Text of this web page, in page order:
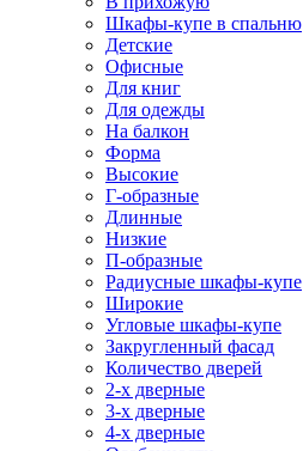
Шкафы-купе в спальню
Детские
Офисные
Для книг
Для одежды
На балкон
Форма
Высокие
Г-образные
Длинные
Низкие
П-образные
Радиусные шкафы-купе
Широкие
Угловые шкафы-купе
Закругленный фасад
Количество дверей
2-х дверные
3-х дверные
4-х дверные